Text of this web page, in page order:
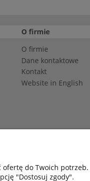
O firmie
O firmie
Dane kontaktowe
Kontakt
Website in English
do Twoich
"Dostosuj zgody".